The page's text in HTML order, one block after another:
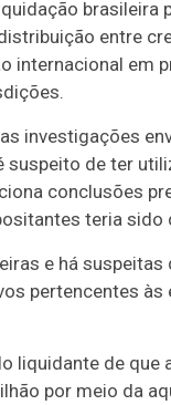
brasileira
entre
internacional em
investigações
suspeito de ter
conclusões
teria sido
e há
pertencentes
liquidante de que
por meio da